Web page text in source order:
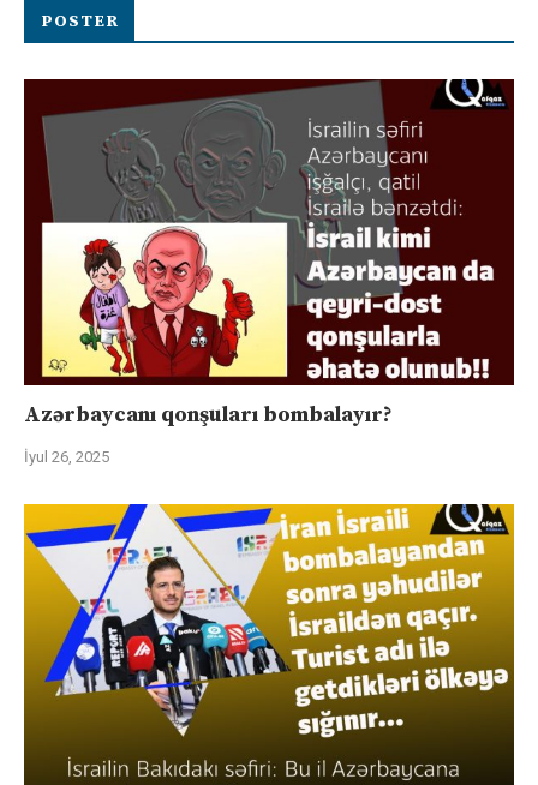
POSTER
Azərbaycanı qonşuları bombalayır?
İyul 26, 2025